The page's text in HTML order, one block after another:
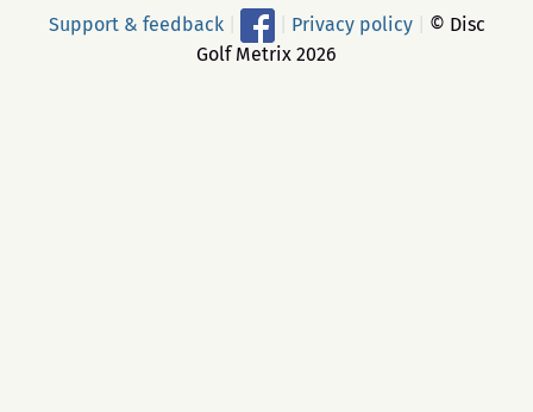
Support & feedback Privacy policy
© Disc
Golf Metrix 2026